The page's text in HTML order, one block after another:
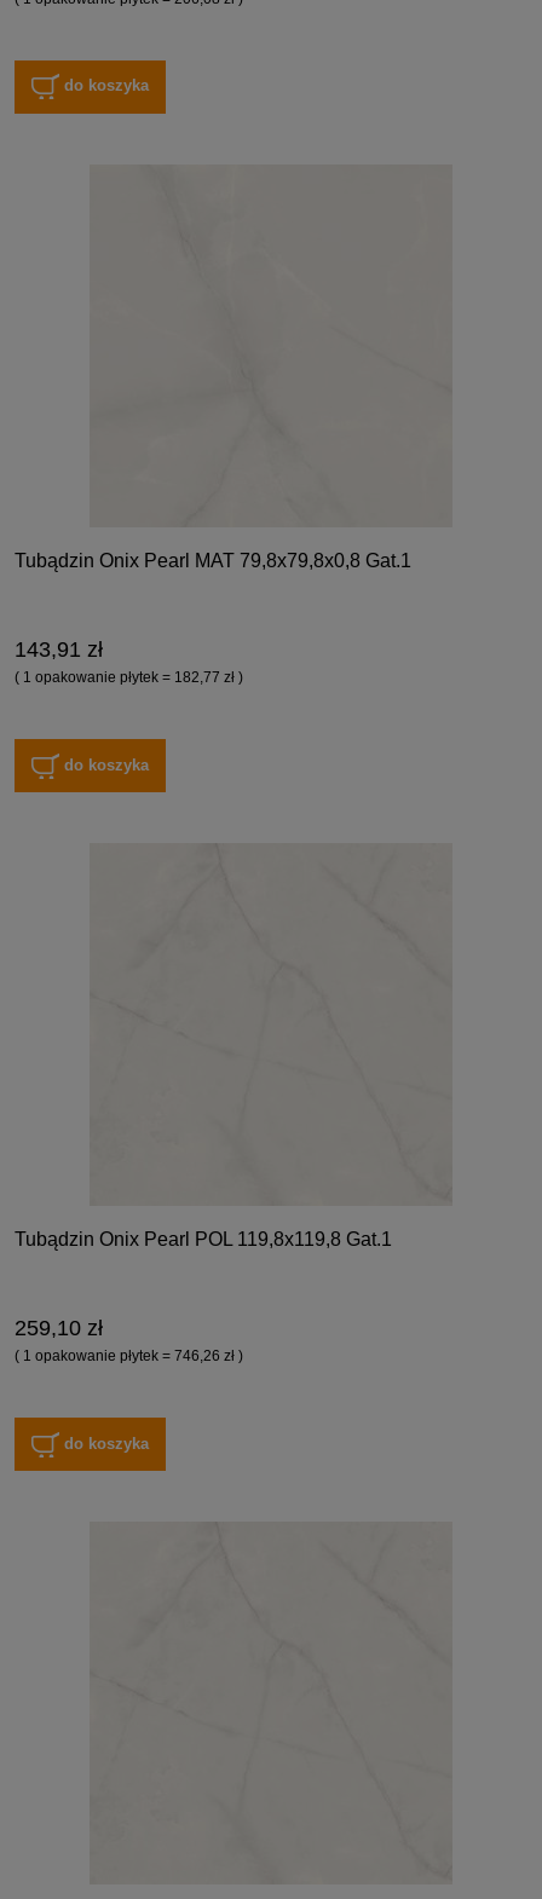
do koszyka
Tubądzin Onix Pearl MAT 79,8x79,8x0,8 Gat.1
143,91 zł
( 1 opakowanie płytek = 182,77 zł )
do koszyka
Tubądzin Onix Pearl POL 119,8x119,8 Gat.1
259,10 zł
( 1 opakowanie płytek = 746,26 zł )
do koszyka